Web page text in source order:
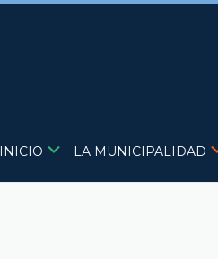
INICIO LA MUNICIPALIDAD